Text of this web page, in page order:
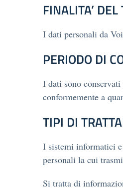
FINALITA’
I dati personali da
PERIODO DI
I dati sono
conformemente a
TIPI DI
I sistemi informatici
personali la cui
Si tratta di